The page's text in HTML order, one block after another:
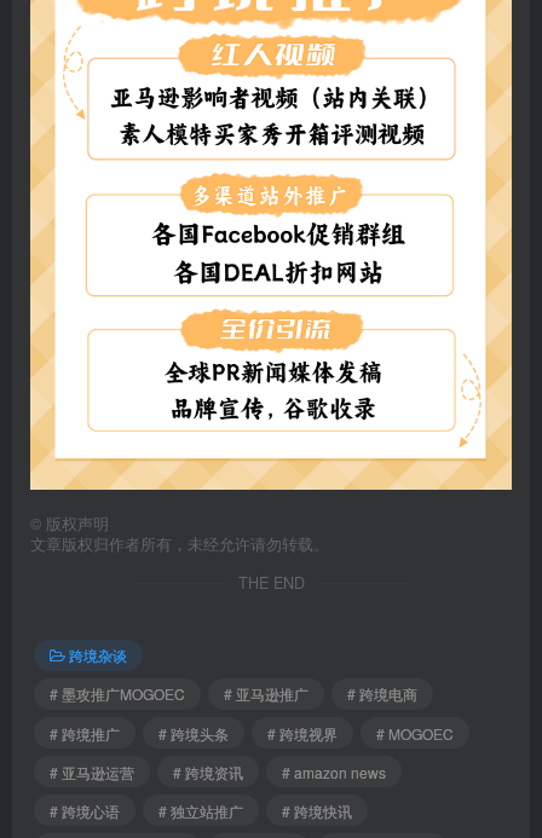
© 版权声明
文章版权归作者所有，未经允许请勿转载。
THE END
跨境杂谈
# 墨攻推广MOGOEC
# 亚马逊推广
# 跨境电商
# 跨境推广
# 跨境头条 # 跨境视界
# MOGOEC
# 亚马逊运营
# 跨境资讯
# amazon news
# 跨境心语
# 独立站推广
# 跨境快讯